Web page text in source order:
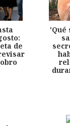
de
'Qué